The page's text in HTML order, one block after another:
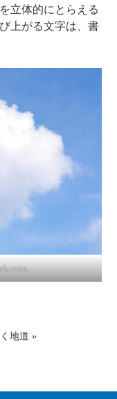
立体的にとらえる
上がる文字は、書
地道 »